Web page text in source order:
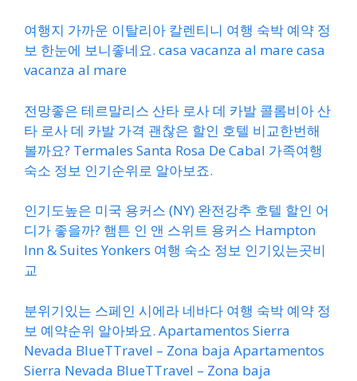
여행지 가까운 이탈리아 칼렌티니 여행 숙박 예약 정
보 한눈에 보니좋네요. casa vacanza al mare casa
vacanza al mare
전망좋은 테르말리스 산타 로사 데 카발 콜롬비아 산
타 로사 데 카발 가격 괜찮은 할인 호텔 비교한번해
볼까요? Termales Santa Rosa De Cabal 가족여행
숙소 정보 인기순위로 알아보죠.
인기도높은 미국 용커스 (NY) 완전강추 호텔 할인 어
디가 좋을까? 햄튼 인 앤 스위트 용커스 Hampton
Inn & Suites Yonkers 여행 숙소 정보 인기있는곳비
교
분위기있는 스페인 시에라 네바다 여행 숙박 예약 정
보 예약순위 알아봐요. Apartamentos Sierra
Nevada BlueTTravel – Zona baja Apartamentos
Sierra Nevada BlueTTravel – Zona baja